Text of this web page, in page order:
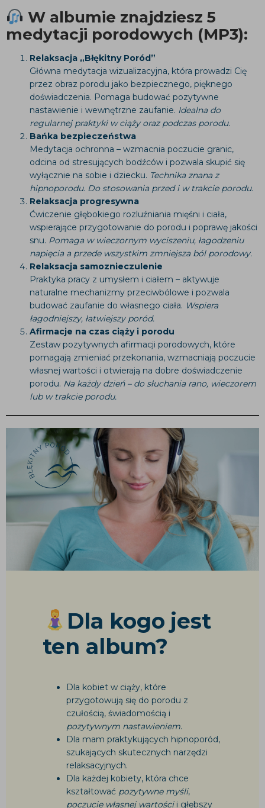
W albumie znajdziesz 5
medytacji porodowych (MP3):
Relaksacja „Błękitny Poród”
Główna medytacja wizualizacyjna, która prowadzi Cię
przez obraz porodu jako bezpiecznego, pięknego
doświadczenia. Pomaga budować pozytywne
nastawienie i wewnętrzne zaufanie. Idealna do
regularnej praktyki w ciąży oraz podczas porodu.
Bańka bezpieczeństwa
Medytacja ochronna – wzmacnia poczucie granic,
odcina od stresujących bodźców i pozwala skupić się
wyłącznie na sobie i dziecku. Technika znana z
hipnoporodu. Do stosowania przed i w trakcie porodu.
Relaksacja progresywna
Ćwiczenie głębokiego rozluźniania mięśni i ciała,
wspierające przygotowanie do porodu i poprawę jakości
snu. Pomaga w wieczornym wyciszeniu, łagodzeniu
napięcia a przede wszystkim zmniejsza ból porodowy.
Relaksacja samoznieczulenie
Praktyka pracy z umysłem i ciałem – aktywuje
naturalne mechanizmy przeciwbólowe i pozwala
budować zaufanie do własnego ciała. Wspiera
łagodniejszy, łatwiejszy poród.
Afirmacje na czas ciąży i porodu
Zestaw pozytywnych afirmacji porodowych, które
pomagają zmieniać przekonania, wzmacniają poczucie
własnej wartości i otwierają na dobre doświadczenie
porodu. Na każdy dzień – do słuchania rano, wieczorem
lub w trakcie porodu.
Dla kogo jest
ten album?
Dla kobiet w ciąży, które
przygotowują się do porodu z
czułością, świadomością i
pozytywnym nastawieniem.
Dla mam praktykujących hipnoporód,
szukających skutecznych narzędzi
relaksacyjnych.
Dla każdej kobiety, która chce
kształtować pozytywne myśli,
poczucie własnej wartościi głębszy